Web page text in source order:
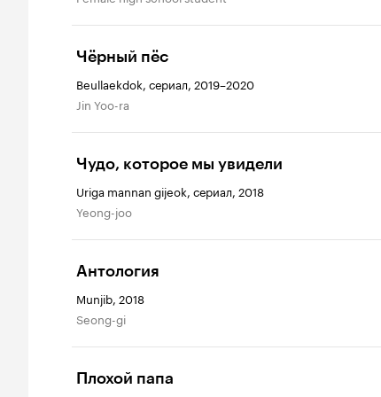
Чёрный пёс
Beullaekdok, сериал, 2019–2020
Jin Yoo-ra
Чудо, которое мы увидели
Uriga mannan gijeok, сериал, 2018
Yeong-joo
Антология
Munjib, 2018
Seong-gi
Плохой папа